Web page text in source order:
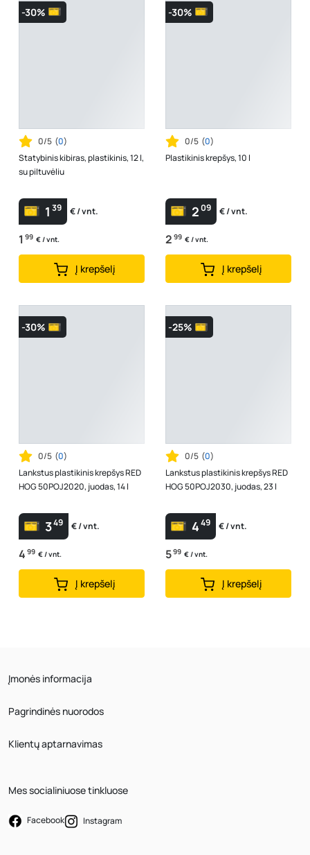
-30%
0/5 (0)
Statybinis kibiras, plastikinis, 12 l,
su piltuvėliu
1 39 € / vnt.
1 99 € / vnt.
Į krepšelį
-30%
0/5 (0)
Plastikinis krepšys, 10 l
209 € / vnt.
2 99 € / vnt.
Į krepšelį
-30%
0/5 (0)
Lankstus plastikinis krepšys RED
HOG 50POJ2020, juodas, 14 l
349 € / vnt.
4 99 € / vnt.
Į krepšelį
-25%
0/5 (0)
Lankstus plastikinis krepšys RED
HOG 50POJ2030, juodas, 23 l
449 € / vnt.
599 € / vnt.
Į krepšelį
Įmonės informacija
Pagrindinės nuorodos
Klientų aptarnavimas
Mes socialiniuose tinkluose
Facebook Instagram